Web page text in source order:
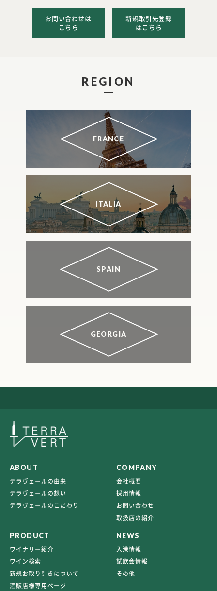
お問い合わせは
こちら
新規取引先登録
はこちら
REGION
FRANCE
ITALIA
SPAIN
GEORGIA
ABOUT
テラヴェールの由来
テラヴェールの想い
テラヴェールのこだわり
COMPANY
会社概要
採用情報
お問い合わせ
取扱店の紹介
PRODUCT
ワイナリー紹介
ワイン検索
新規お取り引きについて
酒販店様専用ページ
NEWS
入港情報
試飲会情報
その他